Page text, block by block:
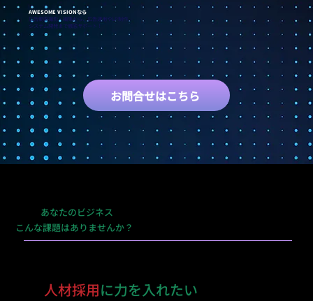
人材採用に力を入れたい
あなたのビジネス
こんな課題はありませんか？
AWESOME VISIONなら
広告動画撮影・編集から、広告運用やLP制作、
システム開発まで徹底サポート！
お問合せはこちら